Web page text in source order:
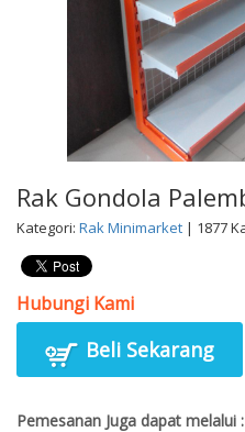
Rak Gondola
Kategori: Rak Minimarket | 1877
Hubungi Kami
Beli Sekarang
Pemesanan Juga dapat melalui :